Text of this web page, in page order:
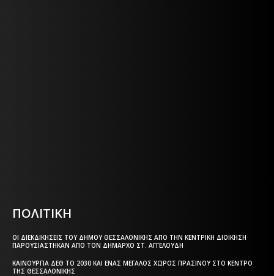
ΠΟΛΙΤΙΚΗ
ΟΙ ΔΙΕΚΔΙΚΉΣΕΙΣ ΤΟΥ ΔΉΜΟΥ ΘΕΣΣΑΛΟΝΊΚΗΣ ΑΠΌ ΤΗΝ ΚΕΝΤΡΙΚΉ ΔΙΟΊΚΗΣΗ
ΠΑΡΟΥΣΙΆΣΤΗΚΑΝ ΑΠΌ ΤΟΝ ΔΉΜΑΡΧΟ ΣΤ. ΑΓΓΕΛΟΎΔΗ
ΚΑΙΝΟΎΡΓΙΑ ΔΕΘ ΤΟ 2030 ΚΑΙ ΈΝΑΣ ΜΕΓΆΛΟΣ ΧΏΡΟΣ ΠΡΑΣΊΝΟΥ ΣΤΟ ΚΈΝΤΡΟ
ΤΗΣ ΘΕΣΣΑΛΟΝΊΚΗΣ